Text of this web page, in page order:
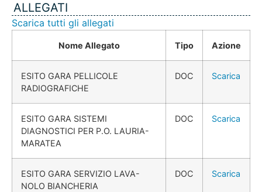
ALLEGATI
Scarica tutti gli allegati
Nome Allegato Tipo Azione
ESITO GARA PELLICOLE
RADIOGRAFICHE
DOC Scarica
ESITO GARA SISTEMI
DIAGNOSTICI PER P.O. LAURIA-
MARATEA
DOC Scarica
ESITO GARA SERVIZIO LAVA-
NOLO BIANCHERIA
DOC Scarica